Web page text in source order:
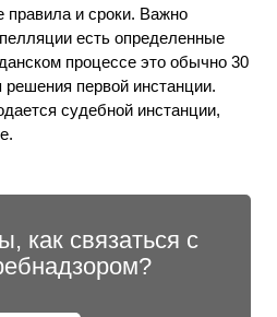
правила и сроки. Важно
есть определенные
процессе это обычно 30
первой инстанции.
судебной инстанции,
как связаться с